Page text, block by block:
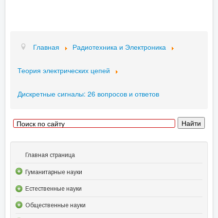
Главная Радиотехника и Электроника
Теория электрических цепей
Дискретные сигналы: 26 вопросов и ответов
Главная страница
Гуманитарные науки
Естественные науки
Общественные науки